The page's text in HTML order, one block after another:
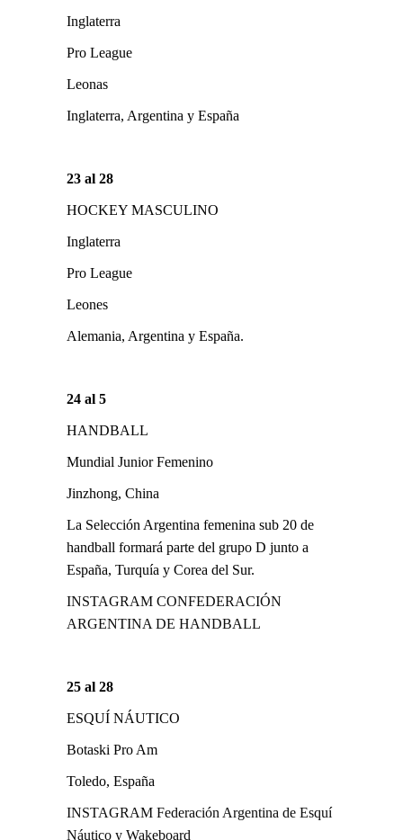
Inglaterra
Pro League
Leonas
Inglaterra, Argentina y España
23 al 28
HOCKEY MASCULINO
Inglaterra
Pro League
Leones
Alemania, Argentina y España.
24 al 5
HANDBALL
Mundial Junior Femenino
Jinzhong, China
La Selección Argentina femenina sub 20 de
handball formará parte del grupo D junto a
España, Turquía y Corea del Sur.
INSTAGRAM CONFEDERACIÓN
ARGENTINA DE HANDBALL
25 al 28
ESQUÍ NÁUTICO
Botaski Pro Am
Toledo, España
INSTAGRAM Federación Argentina de Esquí
Náutico y Wakeboard